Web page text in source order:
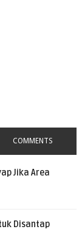
COMMENTS
Jika Area
Disantap